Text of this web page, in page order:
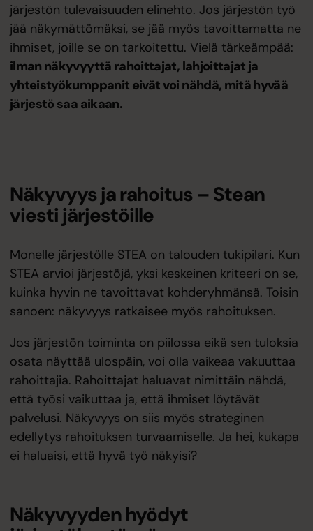
järjestön tulevaisuuden elinehto. Jos järjestön työ
jää näkymättömäksi, se jää myös tavoittamatta ne
ihmiset, joille se on tarkoitettu. Vielä tärkeämpää:
ilman näkyvyyttä rahoittajat, lahjoittajat ja
yhteistyökumppanit eivät voi nähdä, mitä hyvää
järjestö saa aikaan.
Näkyvyys ja rahoitus – Stean
viesti järjestöille
Monelle järjestölle STEA on talouden tukipilari. Kun
STEA arvioi järjestöjä, yksi keskeinen kriteeri on se,
kuinka hyvin ne tavoittavat kohderyhmänsä. Toisin
sanoen: näkyvyys ratkaisee myös rahoituksen.
Jos järjestön toiminta on piilossa eikä sen tuloksia
osata näyttää ulospäin, voi olla vaikeaa vakuuttaa
rahoittajia. Rahoittajat haluavat nimittäin nähdä,
että työsi vaikuttaa ja, että ihmiset löytävät
palvelusi. Näkyvyys on siis myös strateginen
edellytys rahoituksen turvaamiselle. Ja hei, kukapa
ei haluaisi, että hyvä työ näkyisi?
Näkyvyyden hyödyt